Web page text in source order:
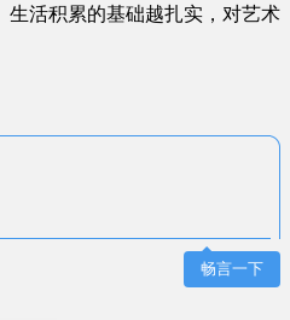
生活积累的基础越扎实，对艺术
畅言一下